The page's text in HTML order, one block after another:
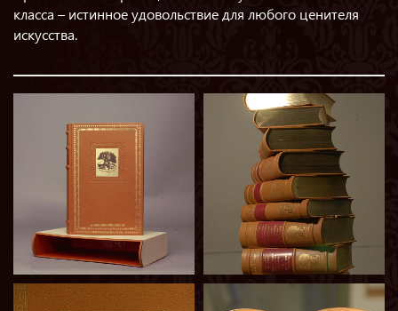
класса – истинное удовольствие для любого ценителя
искусства.